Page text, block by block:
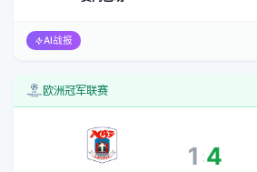
AI战报
欧洲冠军联赛
1 :4